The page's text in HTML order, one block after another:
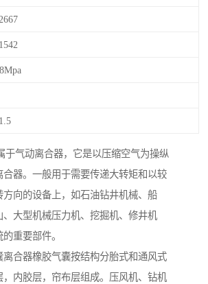
于气动离合器，它是以压缩空气为操纵
合器。一般用于需要传递大转矩和以较
方向的设备上，如石油钻井机械、船
、大型机械压力机、挖掘机、修井机
重要部件。
离合器橡胶气囊按结构分胎式和通风式
，内胶层，帘布层组成。压风机、钻机